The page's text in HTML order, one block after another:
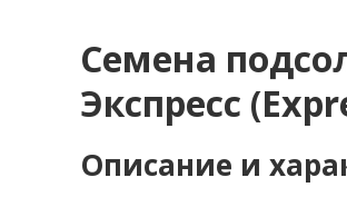
Семена
Экспресс
Описание и